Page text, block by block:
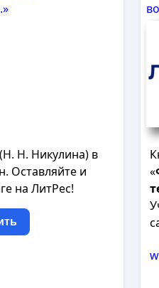
Н. Никулина) в
Оставляйте и
на ЛитРес!
«